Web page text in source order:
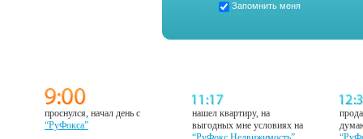
Запомнить меня
проснулся, начал день с
“РуФокса”
нашел квартиру, на
выгодных мне условиях на